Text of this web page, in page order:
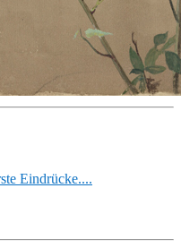
Eindrücke....